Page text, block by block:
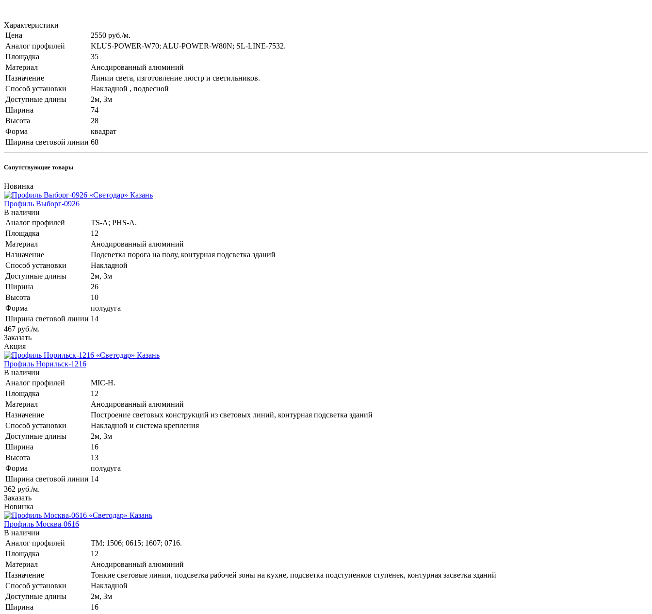
Характеристики
Цена
2550 руб./м.
Аналог профилей
KLUS-POWER-W70; ALU-POWER-W80N; SL-LINE-7532.
Площадка
35
Материал
Анодированный алюминий
Назначение
Линии света, изготовление люстр и светильников.
Способ установки
Накладной , подвесной
Доступные длины
2м, 3м
Ширина
74
Высота
28
Форма
квадрат
Ширина световой линии 68
Сопутствующие товары
Новинка
Профиль Выборг-0926
В наличии
Аналог профилей
TS-A; PHS-A.
Площадка
12
Материал
Анодированный алюминий
Назначение
Подсветка порога на полу, контурная подсветка зданий
Способ установки
Накладной
Доступные длины
2м, 3м
Ширина
26
Высота
10
Форма
полудуга
Ширина световой линии 14
467 руб./м.
Заказать
Акция
Профиль Норильск-1216
В наличии
Аналог профилей
MIC-H.
Площадка
12
Материал
Анодированный алюминий
Назначение
Построение световых конструкций из световых линий, контурная подсветка зданий
Способ установки
Накладной и система крепления
Доступные длины
2м, 3м
Ширина
16
Высота
13
Форма
полудуга
Ширина световой линии 14
362 руб./м.
Заказать
Новинка
Профиль Москва-0616
В наличии
Аналог профилей
TM; 1506; 0615; 1607; 0716.
Площадка
12
Материал
Анодированный алюминий
Назначение
Тонкие световые линии, подсветка рабочей зоны на кухне, подсветка подступенков ступенек, контурная засветка зданий
Способ установки
Накладной
Доступные длины
2м, 3м
Ширина
16